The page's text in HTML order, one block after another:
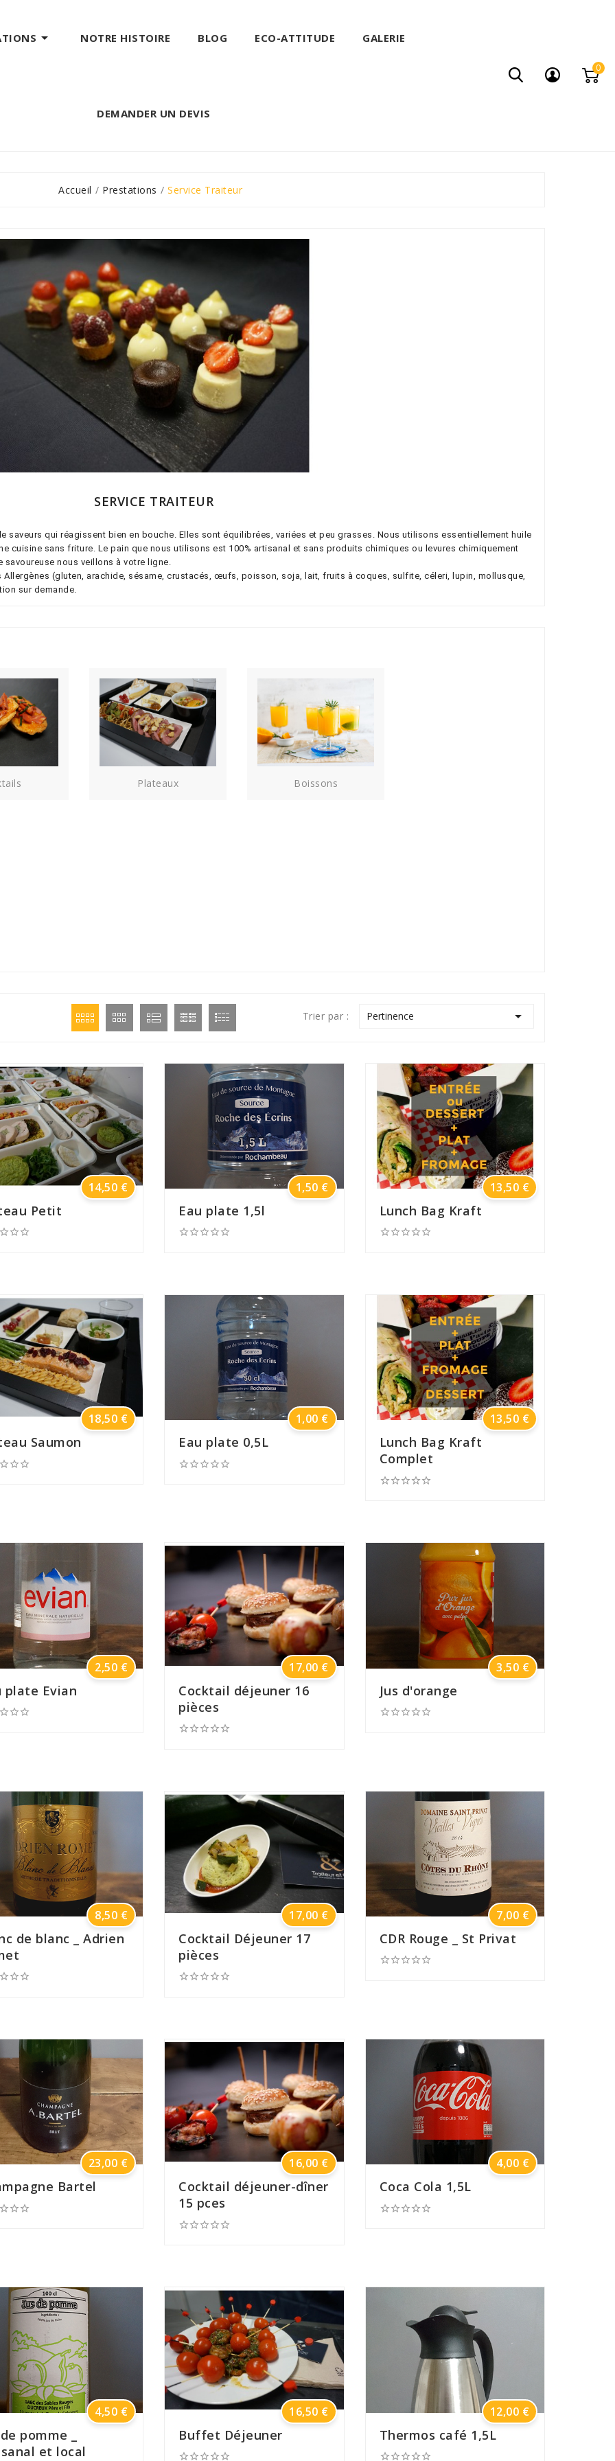
 NOTRE HISTOIRE BLOG ECO-ATTITUDE GALERIE
DEMANDER UN DEVIS
0
Accueil Prestations Service Traiteur
SERVICE TRAITEUR
saveurs qui réagissent bien en bouche. Elles sont équilibrées, variées et peu grasses. Nous utilisons essentiellement huile
cuisine sans friture. Le pain que nous utilisons est 100% artisanal et sans produits chimiques ou levures chimiquement
nous veillons à votre ligne.
(gluten, arachide, sésame, crustacés, œufs, poisson, soja, lait, fruits à coques, sulfite, céleri, lupin, mollusque,
sur demande.
Plateaux Boissons
Trier par : Pertinence 
Petit

Prix
14,50 €
Eau plate 1,5l

Prix
1,50 €
Lunch Bag Kraft

Prix
13,50 €
Saumon

Prix
18,50 €
Eau plate 0,5L

Prix
1,00 €
Lunch Bag Kraft
Complet

Prix
13,50 €
plate Evian

Prix
2,50 €
Cocktail déjeuner 16
pièces

Prix
17,00 €
Jus d'orange

Prix
3,50 €
de blanc _ Adrien

Prix
8,50 €
Cocktail Déjeuner 17
pièces

Prix
17,00 €
CDR Rouge _ St Privat

Prix
7,00 €
Bartel

Prix
23,00 €
Cocktail déjeuner-dîner
15 pces

Prix
16,00 €
Coca Cola 1,5L

Prix
4,00 €
pomme _
et local
Prix
4,50 €
Buffet Déjeuner

Prix
16,50 €
Thermos café 1,5L

Prix
12,00 €